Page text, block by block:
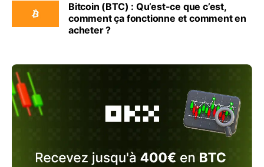
Bitcoin (BTC) : Qu’est-ce que c’est,
comment ça fonctionne et comment en
acheter ?